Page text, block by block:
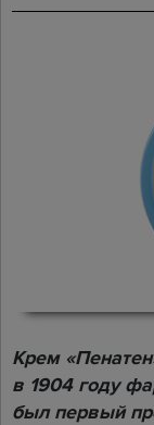
Крем
в 1904 году
был первый